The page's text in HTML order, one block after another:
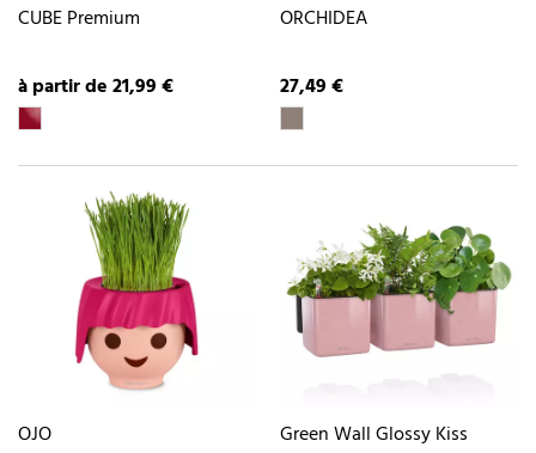
CUBE Premium
à partir de 21,99 €
ORCHIDEA
27,49 €
OJO Green Wall Glossy Kiss